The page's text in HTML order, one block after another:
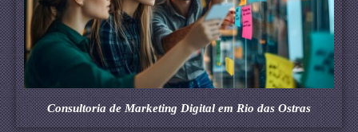
Consultoria de Marketing Digital em Rio das Ostras